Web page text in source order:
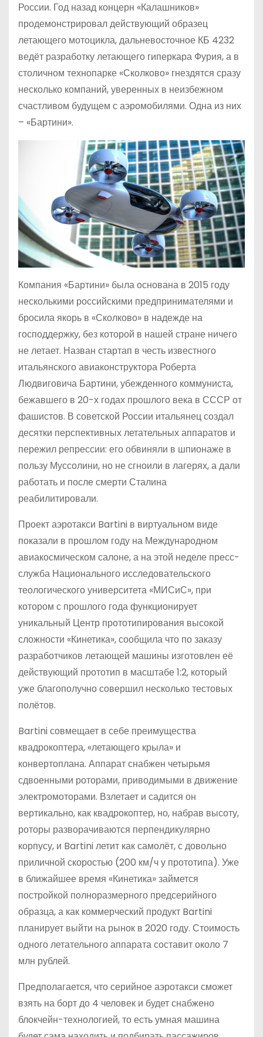
России. Год назад концерн «Калашников»
продемонстрировал действующий образец
летающего мотоцикла, дальневосточное КБ 4232
ведёт разработку летающего гиперкара Фурия, а в
столичном технопарке «Сколково» гнездятся сразу
несколько компаний, уверенных в неизбежном
счастливом будущем с аэромобилями. Одна из них
– «Бартини».
Компания «Бартини» была основана в 2015 году
несколькими российскими предпринимателями и
бросила якорь в «Сколково» в надежде на
господдержку, без которой в нашей стране ничего
не летает. Назван стартап в честь известного
итальянского авиаконструктора Роберта
Людвиговича Бартини, убежденного коммуниста,
бежавшего в 20-х годах прошлого века в СССР от
фашистов. В советской России итальянец создал
десятки перспективных летательных аппаратов и
пережил репрессии: его обвиняли в шпионаже в
пользу Муссолини, но не сгноили в лагерях, а дали
работать и после смерти Сталина
реабилитировали.
Проект аэротакси Bartini в виртуальном виде
показали в прошлом году на Международном
авиакосмическом салоне, а на этой неделе пресс-
служба Национального исследовательского
теологического университета «МИСиС», при
котором с прошлого года функционирует
уникальный Центр прототипирования высокой
сложности «Кинетика», сообщила что по заказу
разработчиков летающей машины изготовлен её
действующий прототип в масштабе 1:2, который
уже благополучно совершил несколько тестовых
полётов.
Bartini совмещает в себе преимущества
квадрокоптера, «летающего крыла» и
конвертоплана. Аппарат снабжен четырьмя
сдвоенными роторами, приводимыми в движение
электромоторами. Взлетает и садится он
вертикально, как квадрокоптер, но, набрав высоту,
роторы разворачиваются перпендикулярно
корпусу, и Bartini летит как самолёт, с довольно
приличной скоростью (200 км/ч у прототипа). Уже
в ближайшее время «Кинетика» займется
постройкой полноразмерного предсерийного
образца, а как коммерческий продукт Bartini
планирует выйти на рынок в 2020 году. Стоимость
одного летательного аппарата составит около 7
млн рублей.
Предполагается, что серийное аэротакси сможет
взять на борт до 4 человек и будет снабжено
блокчейн-технологией, то есть умная машина